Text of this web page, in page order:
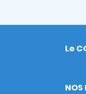
Footer
Le
NOS